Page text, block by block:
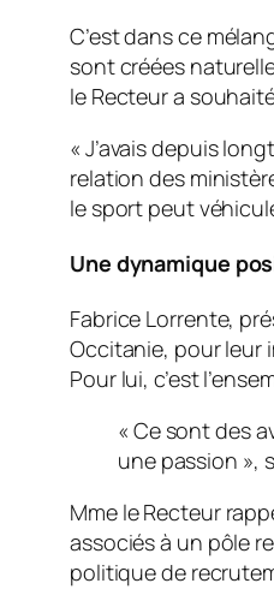
C’est dans ce
sont créées
le Recteur a
« J’avais depuis
relation des
le sport peut
Une dynamique
Fabrice Lorrente,
Occitanie, pour leur
Pour lui, c’est
« Ce sont des
une passion »,
Mme le Recteur
associés à un pôle
politique de